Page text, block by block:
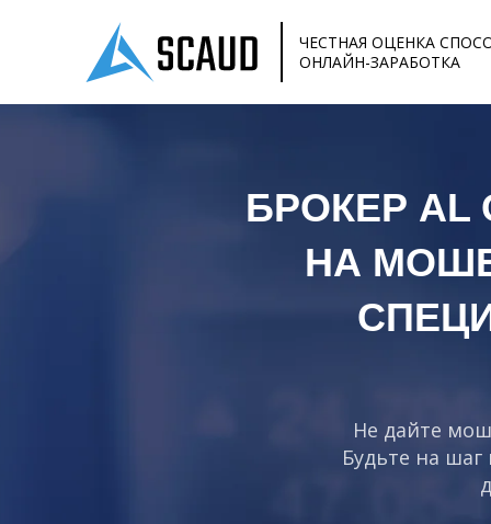
ЧЕСТНАЯ ОЦЕНКА
ОНЛАЙН-ЗАРАБОТКА
БРОКЕР AL
НА
Не дайте
Будьте на